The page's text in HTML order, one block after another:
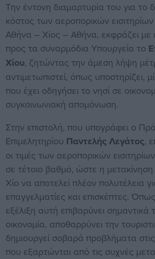
Την έντονη διαμαρτυρία του για το
κόστος των αεροπορικών
Αθήνα – Χίος – Αθήνα, εκφράζει με
προς τα συναρμόδια Υπουργεία το
Χίου, ζητώντας την άμεση λήψη
αντιμετωπιστεί, όπως υποστηρίζει,
που έχει οδηγήσει το νησί σε
συγκοινωνιακή απομόνωση.
Στην επιστολή, που υπογράφει ο
Επιμελητηρίου Παντελής Λεγάτος,
οι τιμές των αεροπορικών
σε τέτοιο βαθμό, ώστε η
Χίο να αποτελεί πλέον πολυτέλεια
επαγγελματίες και επισκέπτες.
εξέλιξη αυτή επιβαρύνει σημαντικά
οικονομία, αποθαρρύνει την
δημιουργεί σοβαρά προβλήματα στις
που εξαρτώνται από τις συχνές